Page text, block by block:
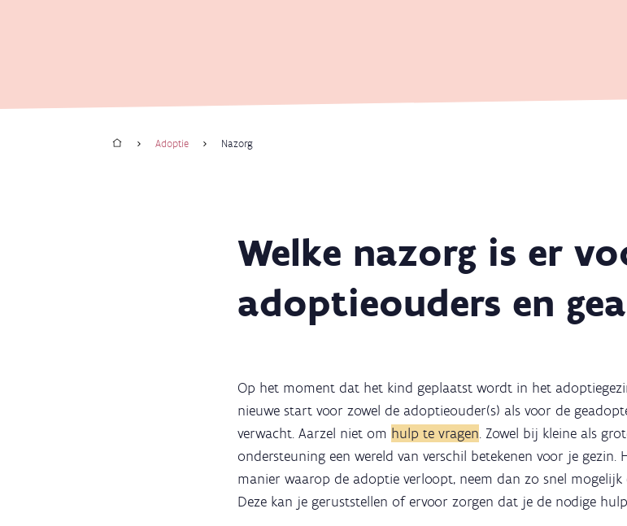
Home Adoptie Nazorg
Welke nazorg is er
adoptieouders en
Op het moment dat het kind geplaatst wordt in het
nieuwe start voor zowel de adoptieouder(s) als voor de
verwacht. Aarzel niet om hulp te vragen. Zowel bij kleine als
ondersteuning een wereld van verschil betekenen voor je
manier waarop de adoptie verloopt, neem dan zo snel
Deze kan je geruststellen of ervoor zorgen dat je de nodige